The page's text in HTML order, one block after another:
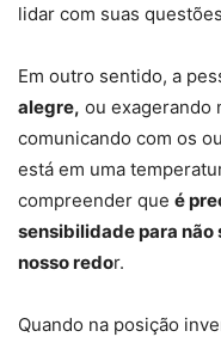
lidar com suas
Em outro sentido, a
alegre, ou exagerando
comunicando com os
está em uma
compreender que é
sensibilidade para não
nosso redor.
Quando na posição